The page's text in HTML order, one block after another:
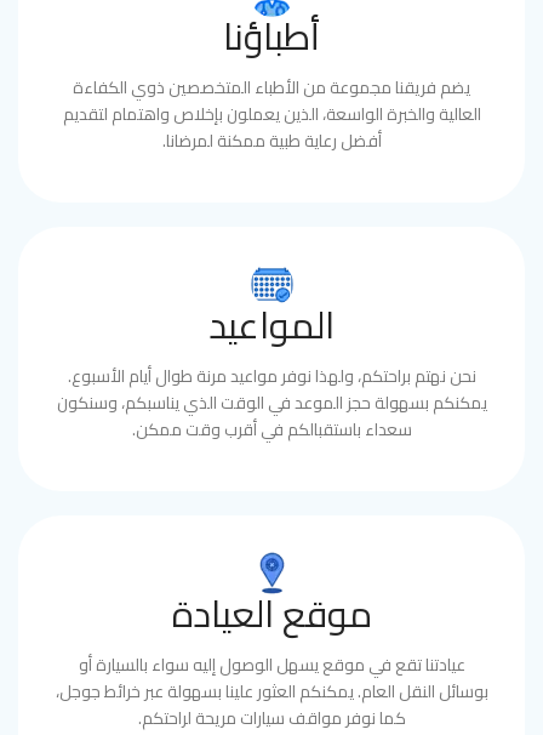
أطباؤنا
يضم فريقنا مجموعة من الأطباء المتخصصين ذوي الكفاءة
العالية والخبرة الواسعة، الذين يعملون بإخلاص واهتمام لتقديم
أفضل رعاية طبية ممكنة لمرضانا.
المواعيد
نحن نهتم براحتكم، ولهذا نوفر مواعيد مرنة طوال أيام الأسبوع.
يمكنكم بسهولة حجز الموعد في الوقت الذي يناسبكم، وسنكون
سعداء باستقبالكم في أقرب وقت ممكن.
موقع العيادة
عيادتنا تقع في موقع يسهل الوصول إليه سواء بالسيارة أو
بوسائل النقل العام. يمكنكم العثور علينا بسهولة عبر خرائط جوجل،
كما نوفر مواقف سيارات مريحة لراحتكم.